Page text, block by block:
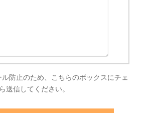
ル防止のため、こちらのボックスにチェ
送信してください。